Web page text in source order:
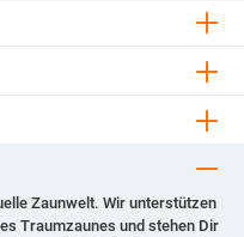
Zaunwelt. Wir unterstützen
Traumzaunes und stehen Dir